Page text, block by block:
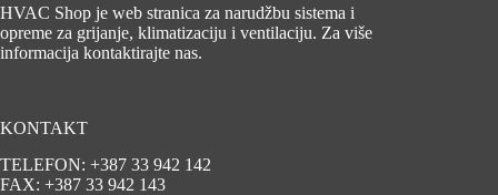
HVAC Shop je web stranica za narudžbu sistema i
opreme za grijanje, klimatizaciju i ventilaciju. Za više
informacija kontaktirajte nas.
KONTAKT
TELEFON: +387 33 942 142
FAX: +387 33 942 143